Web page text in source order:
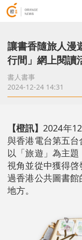
讓書香隨旅人漫
行間」網上閱讀
書人書事
2024-12-24 14:31
【橙訊】 2024年
與香港電台第五台
以「旅遊」為主
視角並從中獲得
過香港公共圖書
地方。